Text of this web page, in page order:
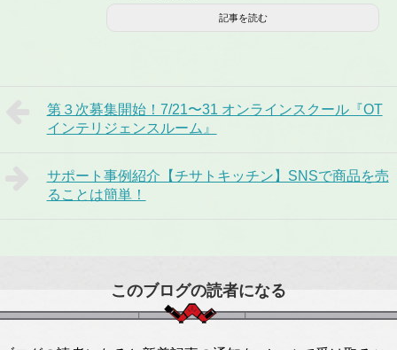
記事を読む
第３次募集開始！7/21〜31 オンラインスクール『OT
インテリジェンスルーム』
サポート事例紹介【チサトキッチン】SNSで商品を売
ることは簡単！
このブログの読者になる